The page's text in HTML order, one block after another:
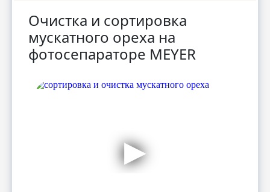
Очистка и сортировка
мускатного ореха на
фотосепараторе MEYER